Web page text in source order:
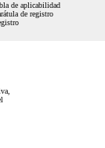
de aplicabilidad
de registro